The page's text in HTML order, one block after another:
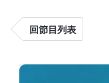
回節目列表